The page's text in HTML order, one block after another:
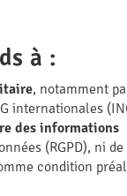
à :
, notamment
internationales
des informations
(RGPD), ni de
condition